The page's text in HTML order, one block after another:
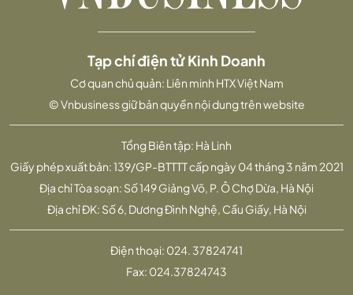
Tổng Biên tập: Hà Linh
Giấy phép xuất bản: 139/GP-BTTTT cấp ngày 04 tháng 3 năm 2021
Địa chỉ Tòa soạn: Số 149 Giảng Võ, P. Ô Chợ Dừa, Hà Nội
Địa chỉ ĐK: Số 6, Dương Đình Nghệ, Cầu Giấy, Hà Nội
Tạp chí điện tử Kinh Doanh
Cơ quan chủ quản: Liên minh HTX Việt Nam
© Vnbusiness giữ bản quyền nội dung trên website
Điện thoại: 024. 37824741
Fax: 024.37824743